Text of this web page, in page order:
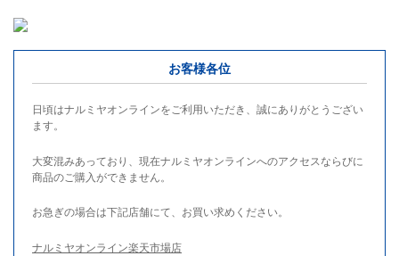
お客様各位
日頃はナルミヤオンラインをご利用いただき、誠にありがとうござい
ます。
大変混みあっており、現在ナルミヤオンラインへのアクセスならびに
商品のご購入ができません。
お急ぎの場合は下記店舗にて、お買い求めください。
ナルミヤオンライン楽天市場店